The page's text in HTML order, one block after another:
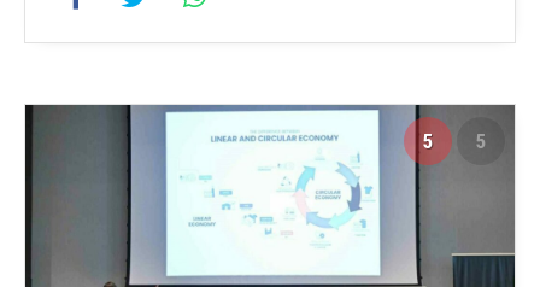
5 5